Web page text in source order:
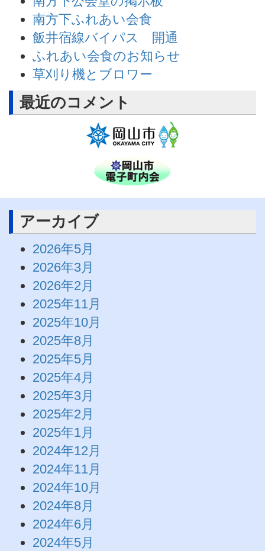
南方下ふれあい会食
飯井宿線バイパス 開通
ふれあい会食のお知らせ
草刈り機とブロワー
最近のコメント
アーカイブ
2026年5月
2026年3月
2026年2月
2025年11月
2025年10月
2025年8月
2025年5月
2025年4月
2025年3月
2025年2月
2025年1月
2024年12月
2024年11月
2024年10月
2024年8月
2024年6月
2024年5月